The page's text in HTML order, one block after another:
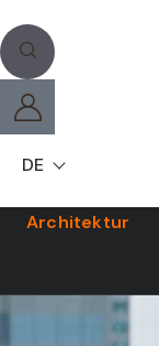
DE
Architektur